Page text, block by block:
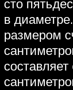
сто
в
размером